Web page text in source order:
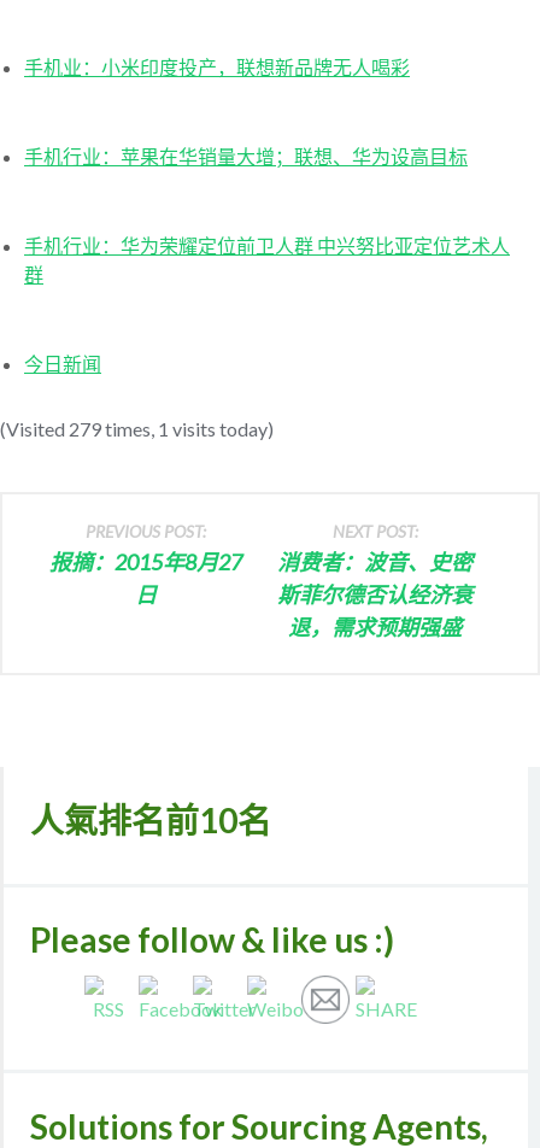
手机业：小米印度投产，联想新品牌无人喝彩
手机行业：苹果在华销量大增；联想、华为设高目标
手机行业：华为荣耀定位前卫人群 中兴努比亚定位艺术人
群
今日新闻
(Visited 279 times, 1 visits today)
PREVIOUS POST:
报摘：2015年8月27
日
NEXT POST:
消费者：波音、史密
斯菲尔德否认经济衰
退，需求预期强盛
人氣排名前10名
Please follow & like us :)
Solutions for Sourcing Agents,